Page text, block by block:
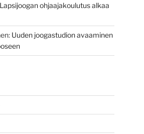
Lapsijoogan ohjaajakoulutus alkaa
: Uuden joogastudion avaaminen